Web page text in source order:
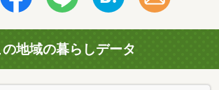
の地域の暮らしデータ